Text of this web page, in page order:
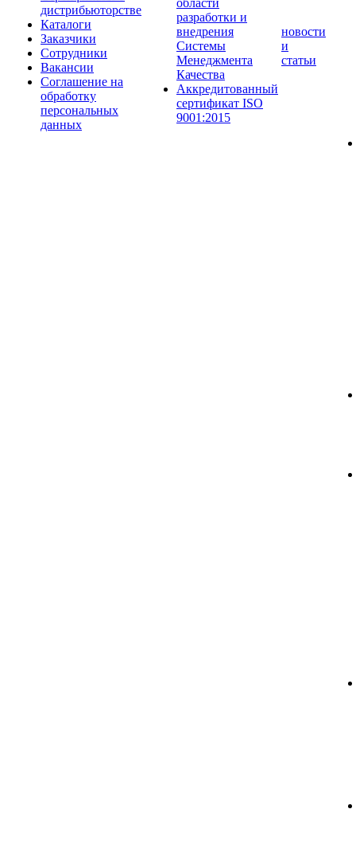
дистрибьюторстве
Каталоги
Заказчики
Сотрудники
Вакансии
Соглашение на
обработку
персональных
данных
разработки и
внедрения
Системы
Менеджмента
Качества
Аккредитованный
сертификат ISO
9001:2015
новости
и
статьи